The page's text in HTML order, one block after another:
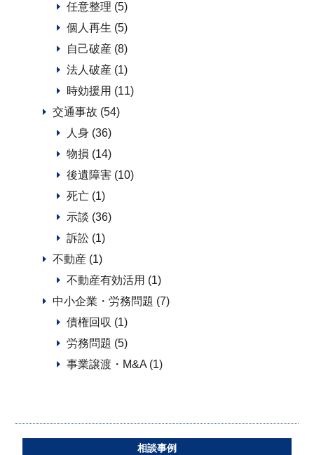
任意整理 (5)
個人再生 (5)
自己破産 (8)
法人破産 (1)
時効援用 (11)
交通事故 (54)
人身 (36)
物損 (14)
後遺障害 (10)
死亡 (1)
示談 (36)
訴訟 (1)
不動産 (1)
不動産有効活用 (1)
中小企業・労務問題 (7)
債権回収 (1)
労務問題 (5)
事業譲渡・M&A (1)
相談事例